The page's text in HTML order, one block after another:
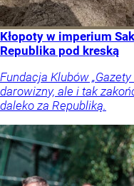
Kłopoty w imperium
Republika pod kreską
Fundacja Klubów
darowizny, ale i tak
daleko za Republiką.